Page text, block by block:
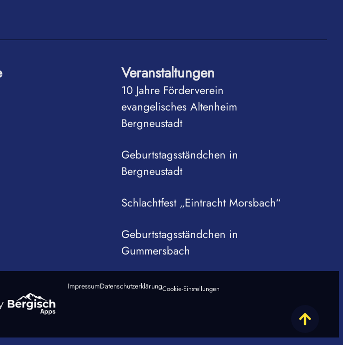
Veranstaltungen
10 Jahre Förderverein
evangelisches Altenheim
Bergneustadt
Geburtstagsständchen in
Bergneustadt
Schlachtfest „Eintracht Morsbach“
Geburtstagsständchen in
Gummersbach
ImpressumDatenschutzerklärungCookie-Einstellungen